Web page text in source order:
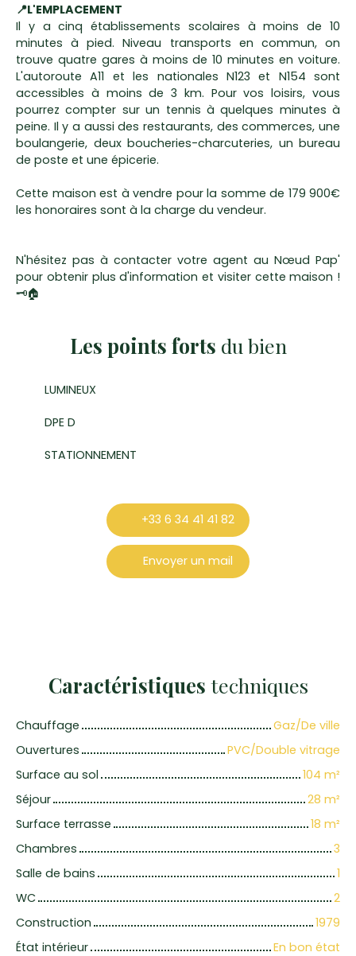
📍L'EMPLACEMENT
Il y a cinq établissements scolaires à moins de 10
minutes à pied. Niveau transports en commun, on
trouve quatre gares à moins de 10 minutes en voiture.
L'autoroute A11 et les nationales N123 et N154 sont
accessibles à moins de 3 km. Pour vos loisirs, vous
pourrez compter sur un tennis à quelques minutes à
peine. Il y a aussi des restaurants, des commerces, une
boulangerie, deux boucheries-charcuteries, un bureau
de poste et une épicerie.
Cette maison est à vendre pour la somme de 179 900€
les honoraires sont à la charge du vendeur.
N'hésitez pas à contacter votre agent au Nœud Pap'
pour obtenir plus d'information et visiter cette maison !
🗝🏠
Les points forts du bien
LUMINEUX
DPE D
STATIONNEMENT
+33 6 34 41 41 82
Envoyer un mail
Caractéristiques techniques
Chauffage
Gaz/De ville
Ouvertures
PVC/Double vitrage
Surface au sol
104 m²
Séjour
28 m²
Surface terrasse
18 m²
Chambres
3
Salle de bains
1
WC
2
Construction
1979
État intérieur
En bon état